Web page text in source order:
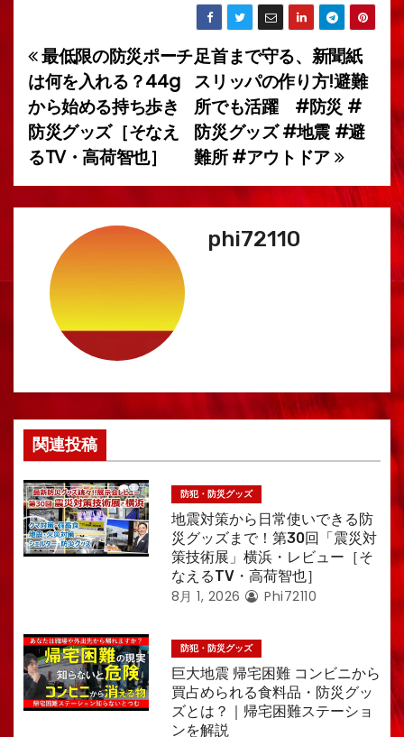
投
稿
ナ
ビ
ゲ
シ
ョ
足首まで守る、新聞紙
スリッパの作り方!避難
所でも活躍 #防災 #
防災グッズ #地震 #避
難所 #アウトドア
最低限の防災ポーチ
は何を入れる？44g
から始める持ち歩き
防災グッズ［そなえ
るTV・高荷智也］
phi72110
関連投稿
防犯・防災グッズ
地震対策から日常使いできる防
災グッズまで！第30回「震災対
策技術展」横浜・レビュー［そ
なえるTV・高荷智也］
8月 1, 2026 Phi72110
防犯・防災グッズ
巨大地震 帰宅困難 コンビニから
買占められる食料品・防災グッ
ズとは？｜帰宅困難ステーショ
ンを解説